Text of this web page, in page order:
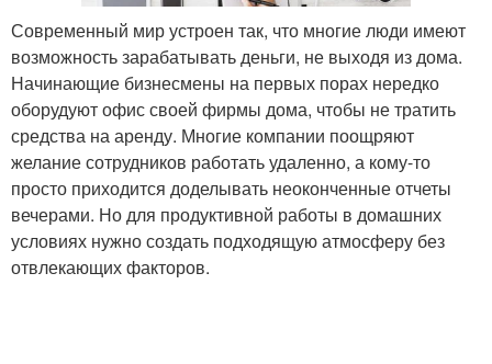
Современный мир устроен так, что многие люди имеют
возможность зарабатывать деньги, не выходя из дома.
Начинающие бизнесмены на первых порах нередко
оборудуют офис своей фирмы дома, чтобы не тратить
средства на аренду. Многие компании поощряют
желание сотрудников работать удаленно, а кому-то
просто приходится доделывать неоконченные отчеты
вечерами. Но для продуктивной работы в домашних
условиях нужно создать подходящую атмосферу без
отвлекающих факторов.